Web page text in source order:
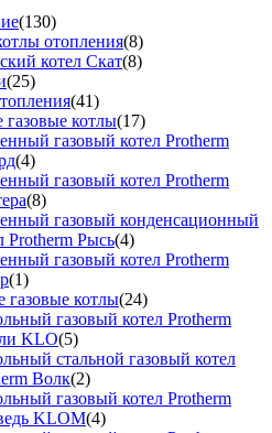
(130)
отопления(8)
котел Скат(8)
(25)
(41)
котлы(17)
газовый котел Protherm
(4)
газовый котел Protherm
(8)
газовый конденсационный
Protherm Рысь(4)
газовый котел Protherm
(1)
газовые котлы(24)
газовый котел Protherm
KLO(5)
стальной газовый котел
Волк(2)
газовый котел Protherm
KLOM(4)